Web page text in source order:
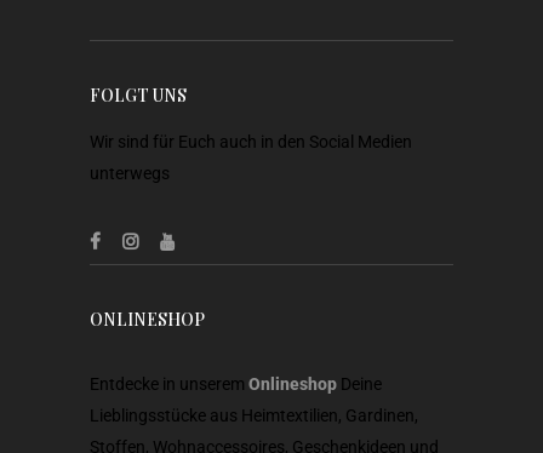
FOLGT UNS
Wir sind für Euch auch in den Social Medien
unterwegs
ONLINESHOP
Entdecke in unserem Onlineshop Deine
Lieblingsstücke aus Heimtextilien, Gardinen,
Stoffen, Wohnaccessoires, Geschenkideen und